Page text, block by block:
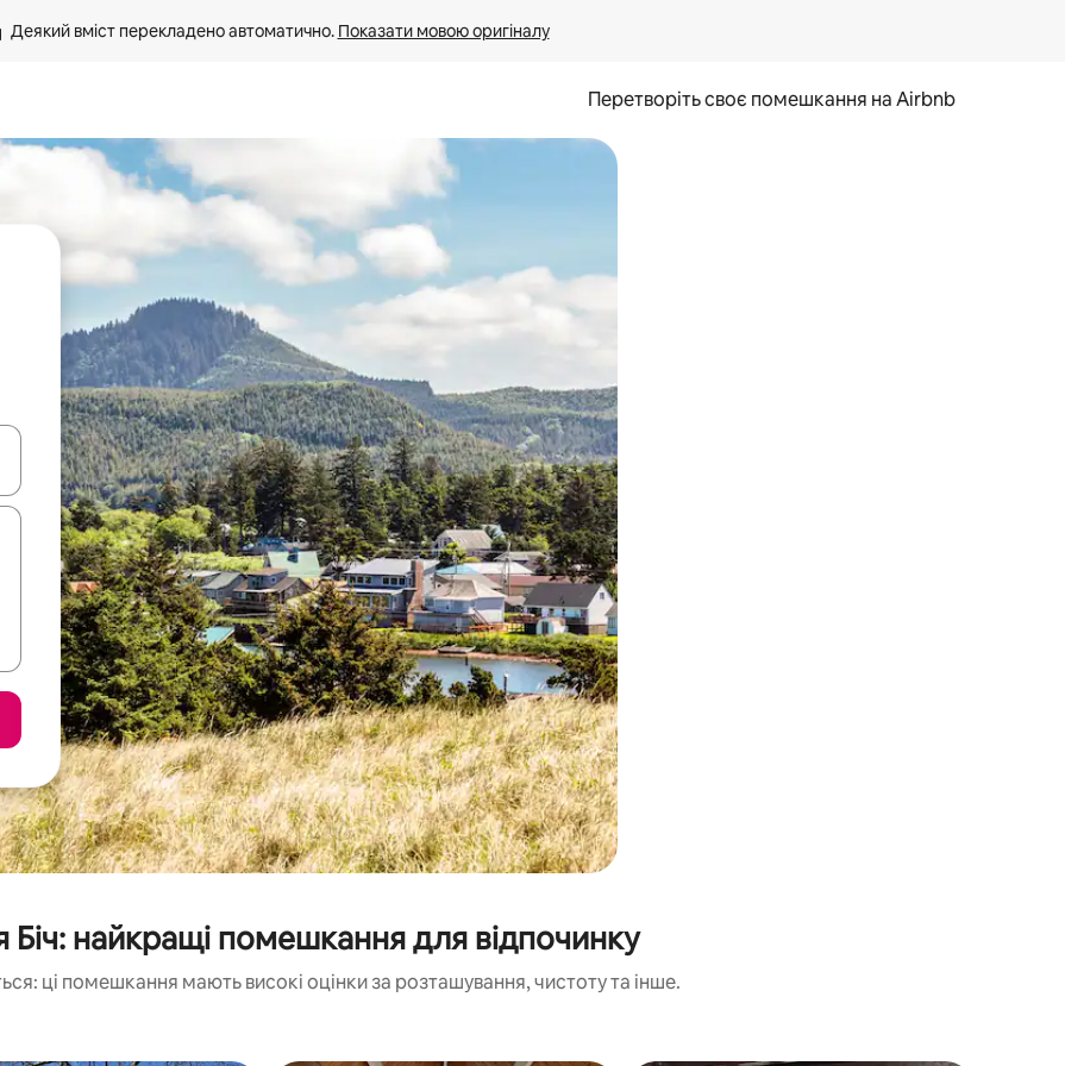
Деякий вміст перекладено автоматично. Показати мовою оригіналу
Перетворіть своє помешкання на Airbnb
навігації сторінкою клавіші зі стрілками вгору та вниз або жести дотику та гортання.
Біч: найкращі помешкання для відпочинку
ці помешкання мають високі оцінки за розташування, чистоту та інше.